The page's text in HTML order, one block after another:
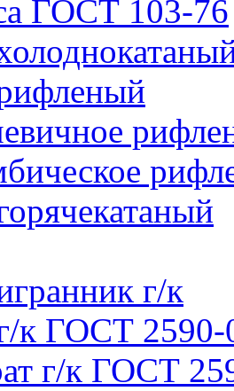
ГОСТ 103-76
г/к
к ГОСТ 2590-
г/к ГОСТ